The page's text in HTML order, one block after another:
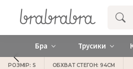
Купити
Бра Трусики
РОЗМІР: S ОБХВАТ СТЕГОН: 94СМ